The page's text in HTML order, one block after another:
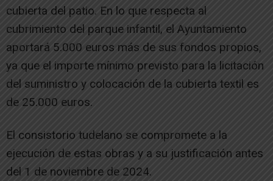
cubierta del patio. En lo que respecta al
cubrimiento del parque infantil, el Ayuntamiento
aportará 5.000 euros más de sus fondos propios,
ya que el importe mínimo previsto para la licitación
del suministro y colocación de la cubierta textil es
de 25.000 euros.
El consistorio tudelano se compromete a la
ejecución de estas obras y a su justificación antes
del 1 de noviembre de 2024.